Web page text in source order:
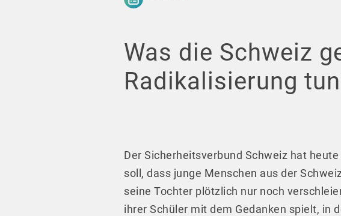
Was die Schweiz
Radikalisierung
Der Sicherheitsverbund Schweiz hat
soll, dass junge Menschen aus der
seine Tochter plötzlich nur noch
ihrer Schüler mit dem Gedanken spielt, in